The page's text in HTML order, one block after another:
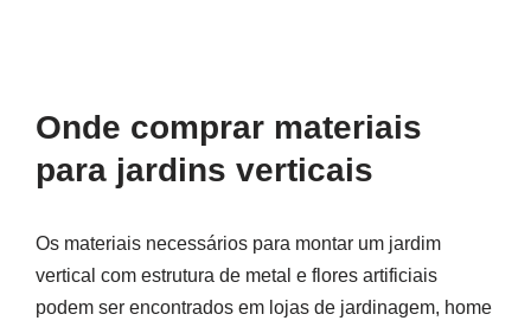
Onde comprar materiais
para jardins verticais
Os materiais necessários para montar um jardim
vertical com estrutura de metal e flores artificiais
podem ser encontrados em lojas de jardinagem, home